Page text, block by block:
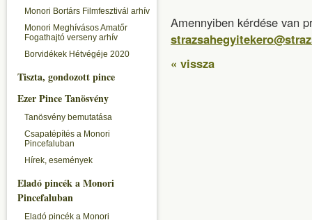
Monori Bortárs Filmfesztivál arhív
Monori Meghívásos Amatőr
Fogathajtó verseny arhív
Borvidékek Hétvégéje 2020
Tiszta, gondozott pince
Ezer Pince Tanösvény
Tanösvény bemutatása
Csapatépítés a Monori
Pincefaluban
Hírek, események
Eladó pincék a Monori
Pincefaluban
Eladó pincék a Monori
Amennyiben kérdése van
« vissza